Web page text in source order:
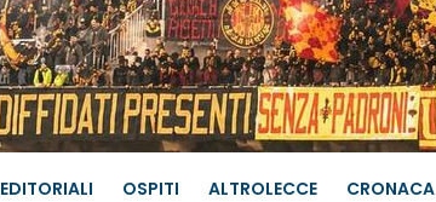
EDITORIALI OSPITI ALTROLECCE CRONACA